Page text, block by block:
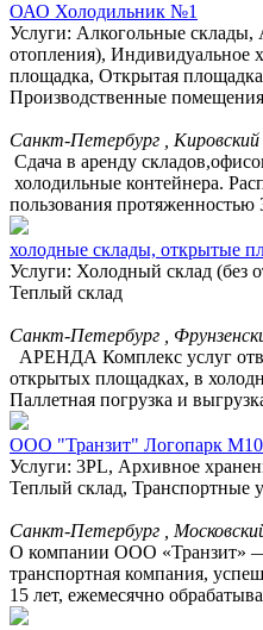
ОАО Холодильник №1
Услуги: Алкогольные
отопления), Индивидуальное
площадка, Открытая
Производственные
Санкт-Петербург , Кировский
Сдача в аренду
холодильные контейнера.
пользования протяженностью
холодные склады, открытые
Услуги: Холодный склад (без
Теплый склад
Санкт-Петербург ,
АРЕНДА Комплекс услуг
открытых площадках, в
Паллетная погрузка и
ООО "Транзит" Логопарк М10
Услуги: 3PL, Архивное
Теплый склад, Транспортные
Санкт-Петербург ,
О компании ООО «Транзит»
транспортная компания,
15 лет, ежемесячно